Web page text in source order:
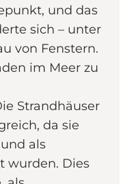
und das
sich – unter
von Fenstern.
im Meer zu
Strandhäuser
da sie
als
wurden. Dies